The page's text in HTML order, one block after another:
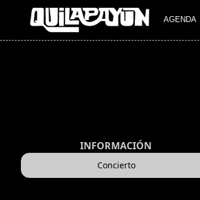
AGENDA
INFORMACIÓN
Concierto